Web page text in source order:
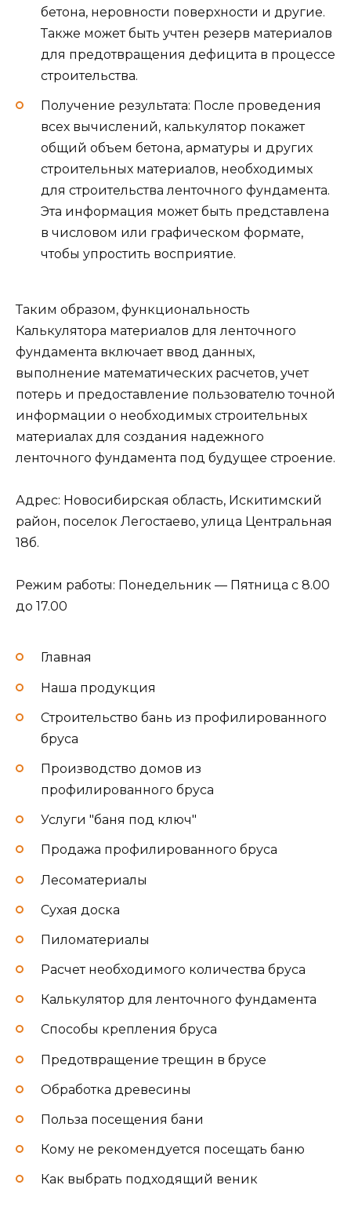
бетона, неровности поверхности и другие.
Также может быть учтен резерв материалов
для предотвращения дефицита в процессе
строительства.
Получение результата: После проведения
всех вычислений, калькулятор покажет
общий объем бетона, арматуры и других
строительных материалов, необходимых
для строительства ленточного фундамента.
Эта информация может быть представлена
в числовом или графическом формате,
чтобы упростить восприятие.
Таким образом, функциональность
Калькулятора материалов для ленточного
фундамента включает ввод данных,
выполнение математических расчетов, учет
потерь и предоставление пользователю точной
информации о необходимых строительных
материалах для создания надежного
ленточного фундамента под будущее строение.
Адрес: Новосибирская область, Искитимский
район, поселок Легостаево, улица Центральная
18б.
Режим работы: Понедельник — Пятница с 8.00
до 17.00
Главная
Наша продукция
Строительство бань из профилированного
бруса
Производство домов из
профилированного бруса
Услуги "баня под ключ"
Продажа профилированного бруса
Лесоматериалы
Сухая доска
Пиломатериалы
Расчет необходимого количества бруса
Калькулятор для ленточного фундамента
Способы крепления бруса
Предотвращение трещин в брусе
Обработка древесины
Польза посещения бани
Кому не рекомендуется посещать баню
Как выбрать подходящий веник